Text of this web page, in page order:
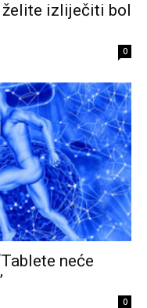
želite izliječiti bol
0
neće
0